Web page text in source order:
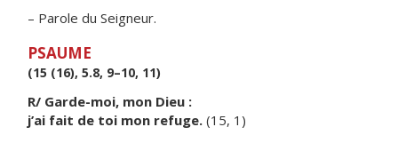
– Parole du Seigneur.
PSAUME
(15 (16), 5.8, 9–10, 11)
R/ Garde-moi, mon Dieu :
j’ai fait de toi mon refuge. (15, 1)